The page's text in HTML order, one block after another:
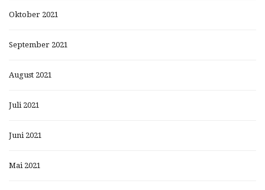
Oktober 2021
September 2021
August 2021
Juli 2021
Juni 2021
Mai 2021